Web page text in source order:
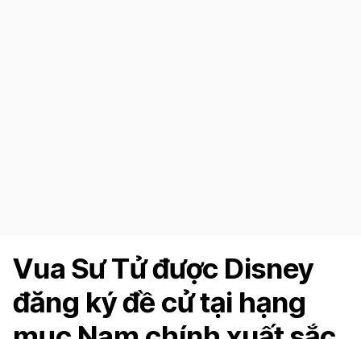
Vua Sư Tử được Disney
đăng ký đề cử tại hạng